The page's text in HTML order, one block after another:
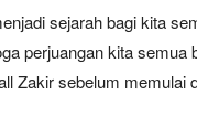
sejarah bagi kita
perjuangan kita semua
Zakir sebelum memulai